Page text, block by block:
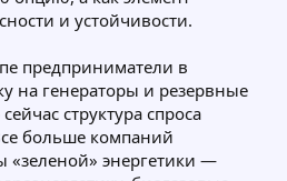
и устойчивости.
предприниматели в
на генераторы и резервные
структура спроса
больше компаний
«зеленой» энергетики —